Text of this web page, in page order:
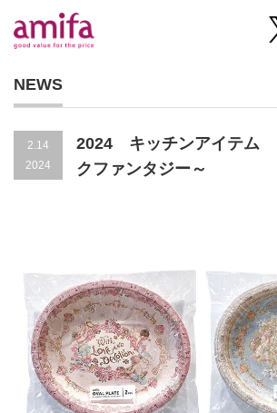
NEWS
2.14
2024
2024 キッチンアイテム
クファンタジー～